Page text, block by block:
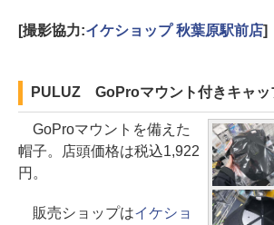
[撮影協力:イケショップ 秋葉原駅前店]
PULUZ GoProマウント付きキャッ
GoProマウントを備えた
帽子。店頭価格は税込1,922
円。
販売ショップはイケショ